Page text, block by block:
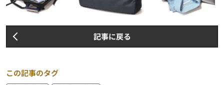
記事に戻る
この記事のタグ